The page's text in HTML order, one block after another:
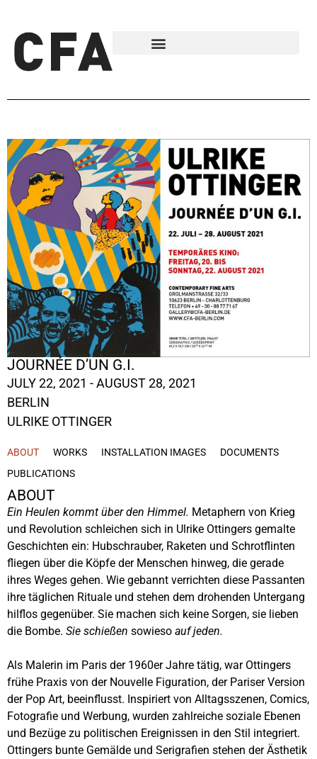
JOURNÉE D’UN G.I.
JULY 22, 2021 - AUGUST 28, 2021
BERLIN
ULRIKE OTTINGER
ABOUT WORKS INSTALLATION IMAGES
DOCUMENTS
PUBLICATIONS
ABOUT
Ein Heulen kommt über den Himmel. Metaphern von Krieg
und Revolution schleichen sich in Ulrike Ottingers gemalte
Geschichten ein: Hubschrauber, Raketen und Schrotflinten
fliegen über die Köpfe der Menschen hinweg, die gerade
ihres Weges gehen. Wie gebannt verrichten diese Passanten
ihre täglichen Rituale und stehen dem drohenden Untergang
hilflos gegenüber. Sie machen sich keine Sorgen, sie lieben
die Bombe. Sie schießen sowieso auf jeden.
Als Malerin im Paris der 1960er Jahre tätig, war Ottingers
frühe Praxis von der Nouvelle Figuration, der Pariser Version
der Pop Art, beeinflusst. Inspiriert von Alltagsszenen, Comics,
Fotografie und Werbung, wurden zahlreiche soziale Ebenen
und Bezüge zu politischen Ereignissen in den Stil integriert.
Ottingers bunte Gemälde und Serigrafien stehen der Ästhetik